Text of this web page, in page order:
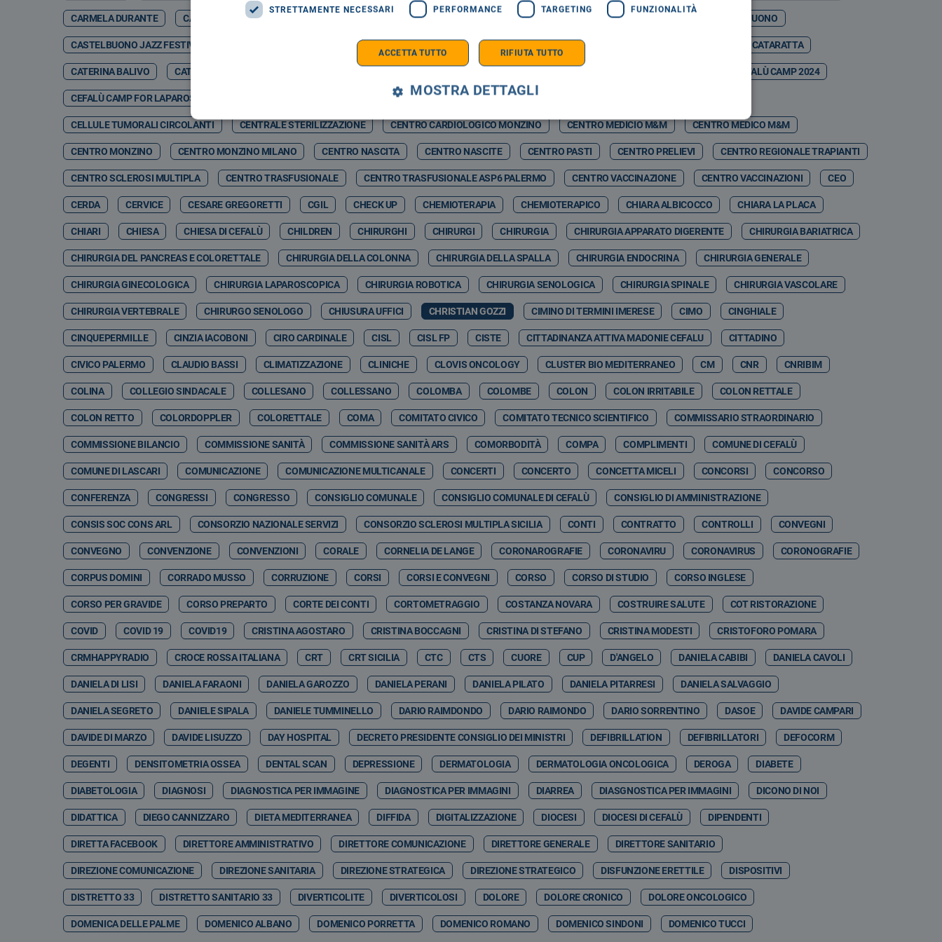
CARMELA DURANTE CARMELO DI GIORGIO CASAGIT SALUTE CASERMA BOTTA CASO MARTINA CASTELBUONO
CASTELBUONO JAZZ FESTIVAL CASTELBUONO JAZZ WINTER CASTELBUONO SCIENZA CASTELBUONO WINTER FESTIVAL CATARATTA
CATERINA BALIVO CATETERE TETRAPOLARE CEFALÙ CAMP 2024
CEFALÙ CAMP FOR LAPAROSCOPIC & ROBOTIC SURGERY & ARTIFCIAL INTELLIGENCE CEFALÙ ENERGIA SPA
CELLULE TUMORALI CIRCOLANTI CENTRALE STERILIZZAZIONE CENTRO CARDIOLOGICO MONZINO CENTRO MEDICIO M&M CENTRO MEDICO M&M
CENTRO MONZINO CENTRO MONZINO MILANO CENTRO NASCITA CENTRO NASCITE CENTRO PASTI CENTRO PRELIEVI CENTRO REGIONALE TRAPIANTI
CENTRO SCLEROSI MULTIPLA CENTRO TRASFUSIONALE CENTRO TRASFUSIONALE ASP6 PALERMO CENTRO VACCINAZIONE CENTRO VACCINAZIONI CEO
CERDA CERVICE CESARE GREGORETTI CGIL CHECK UP CHEMIOTERAPIA CHEMIOTERAPICO CHIARA ALBICOCCO CHIARA LA PLACA
CHIARI CHIESA CHIESA DI CEFALÙ CHILDREN CHIRURGHI CHIRURGI CHIRURGIA CHIRURGIA APPARATO DIGERENTE CHIRURGIA BARIATRICA
CHIRURGIA DEL PANCREAS E COLORETTALE CHIRURGIA DELLA COLONNA CHIRURGIA DELLA SPALLA CHIRURGIA ENDOCRINA CHIRURGIA GENERALE
CHIRURGIA GINECOLOGICA CHIRURGIA LAPAROSCOPICA CHIRURGIA ROBOTICA CHIRURGIA SENOLOGICA CHIRURGIA SPINALE CHIRURGIA VASCOLARE
CHIRURGIA VERTEBRALE CHIRURGO SENOLOGO CHIUSURA UFFICI CHRISTIAN GOZZI CIMINO DI TERMINI IMERESE CIMO CINGHIALE
CINQUEPERMILLE CINZIA IACOBONI CIRO CARDINALE CISL CISL FP CISTE CITTADINANZA ATTIVA MADONIE CEFALU CITTADINO
CIVICO PALERMO CLAUDIO BASSI CLIMATIZZAZIONE CLINICHE CLOVIS ONCOLOGY CLUSTER BIO MEDITERRANEO CM CNR CNRIBIM
COLINA COLLEGIO SINDACALE COLLESANO COLLESSANO COLOMBA COLOMBE COLON COLON IRRITABILE COLON RETTALE
COLON RETTO COLORDOPPLER COLORETTALE COMA COMITATO CIVICO COMITATO TECNICO SCIENTIFICO COMMISSARIO STRAORDINARIO
COMMISSIONE BILANCIO COMMISSIONE SANITÀ COMMISSIONE SANITÀ ARS COMORBODITÀ COMPA COMPLIMENTI COMUNE DI CEFALÙ
COMUNE DI LASCARI COMUNICAZIONE COMUNICAZIONE MULTICANALE CONCERTI CONCERTO CONCETTA MICELI CONCORSI CONCORSO
CONFERENZA CONGRESSI CONGRESSO CONSIGLIO COMUNALE CONSIGLIO COMUNALE DI CEFALÙ CONSIGLIO DI AMMINISTRAZIONE
CONSIS SOC CONS ARL CONSORZIO NAZIONALE SERVIZI CONSORZIO SCLEROSI MULTIPLA SICILIA CONTI CONTRATTO CONTROLLI CONVEGNI
CONVEGNO CONVENZIONE CONVENZIONI CORALE CORNELIA DE LANGE CORONAROGRAFIE CORONAVIRU CORONAVIRUS CORONOGRAFIE
CORPUS DOMINI CORRADO MUSSO CORRUZIONE CORSI CORSI E CONVEGNI CORSO CORSO DI STUDIO CORSO INGLESE
CORSO PER GRAVIDE CORSO PREPARTO CORTE DEI CONTI CORTOMETRAGGIO COSTANZA NOVARA COSTRUIRE SALUTE COT RISTORAZIONE
COVID COVID 19 COVID19 CRISTINA AGOSTARO CRISTINA BOCCAGNI CRISTINA DI STEFANO CRISTINA MODESTI CRISTOFORO POMARA
CRMHAPPYRADIO CROCE ROSSA ITALIANA CRT CRT SICILIA CTC CTS CUORE CUP D'ANGELO DANIELA CABIBI DANIELA CAVOLI
DANIELA DI LISI DANIELA FARAONI DANIELA GAROZZO DANIELA PERANI DANIELA PILATO DANIELA PITARRESI DANIELA SALVAGGIO
DANIELA SEGRETO DANIELE SIPALA DANIELE TUMMINELLO DARIO RAIMDONDO DARIO RAIMONDO DARIO SORRENTINO DASOE DAVIDE CAMPARI
DAVIDE DI MARZO DAVIDE LISUZZO DAY HOSPITAL DECRETO PRESIDENTE CONSIGLIO DEI MINISTRI DEFIBRILLATION DEFIBRILLATORI DEFOCORM
DEGENTI DENSITOMETRIA OSSEA DENTAL SCAN DEPRESSIONE DERMATOLOGIA DERMATOLOGIA ONCOLOGICA DEROGA DIABETE
DIABETOLOGIA DIAGNOSI DIAGNOSTICA PER IMMAGINE DIAGNOSTICA PER IMMAGINI DIARREA DIASGNOSTICA PER IMMAGINI DICONO DI NOI
DIDATTICA DIEGO CANNIZZARO DIETA MEDITERRANEA DIFFIDA DIGITALIZZAZIONE DIOCESI DIOCESI DI CEFALÙ DIPENDENTI
DIRETTA FACEBOOK DIRETTORE AMMINISTRATIVO DIRETTORE COMUNICAZIONE DIRETTORE GENERALE DIRETTORE SANITARIO
DIREZIONE COMUNICAZIONE DIREZIONE SANITARIA DIREZIONE STRATEGICA DIREZIONE STRATEGICO DISFUNZIONE ERETTILE DISPOSITIVI
DISTRETTO 33 DISTRETTO SANITARIO 33 DIVERTICOLITE DIVERTICOLOSI DOLORE DOLORE CRONICO DOLORE ONCOLOGICO
DOMENICA DELLE PALME DOMENICO ALBANO DOMENICO PORRETTA DOMENICO ROMANO DOMENICO SINDONI DOMENICO TUCCI
STRETTAMENTE NECESSARI PERFORMANCE TARGETING FUNZIONALITÀ
ACCETTA TUTTO RIFIUTA TUTTO
MOSTRA DETTAGLI